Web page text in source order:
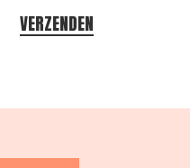
VERZENDEN